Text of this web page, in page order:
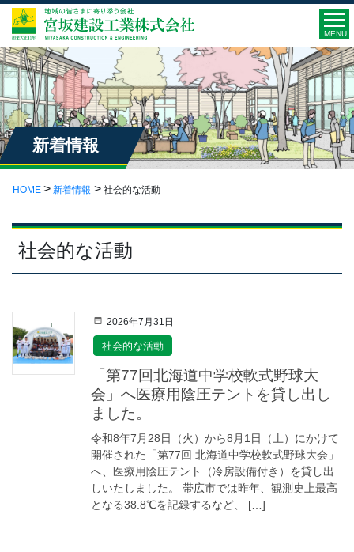
MENU
新着情報
HOME 新着情報 社会的な活動
社会的な活動
2026年7月31日
社会的な活動
「第77回北海道中学校軟式野球大
会」へ医療用陰圧テントを貸し出し
ました。
令和8年7月28日（火）から8月1日（土）にかけて
開催された「第77回 北海道中学校軟式野球大会」
へ、医療用陰圧テント（冷房設備付き）を貸し出
しいたしました。 帯広市では昨年、観測史上最高
となる38.8℃を記録するなど、 […]